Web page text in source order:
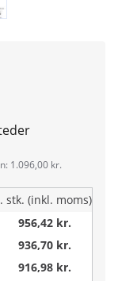
1.096,00 kr.
stk. (inkl. moms)
956,42 kr.
936,70 kr.
916,98 kr.